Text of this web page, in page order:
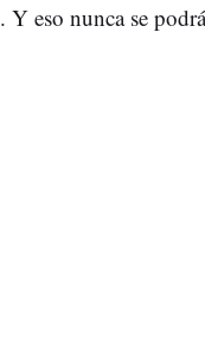
. Y eso nunca se